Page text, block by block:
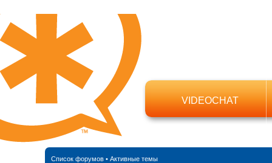
VIDEOCHAT
Список форумов• Активные темы